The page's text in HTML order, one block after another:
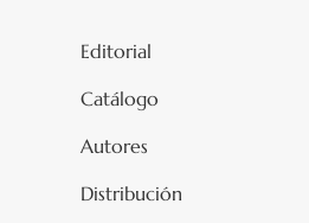
Editorial
Catálogo
Autores
Distribución